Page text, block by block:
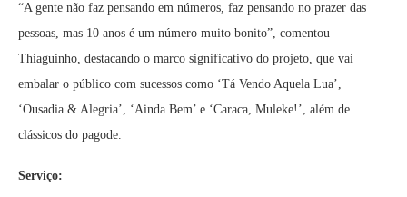
“A gente não faz pensando em números, faz pensando no prazer das
pessoas, mas 10 anos é um número muito bonito”, comentou
Thiaguinho, destacando o marco significativo do projeto, que vai
embalar o público com sucessos como ‘Tá Vendo Aquela Lua’,
‘Ousadia & Alegria’, ‘Ainda Bem’ e ‘Caraca, Muleke!’, além de
clássicos do pagode.
Serviço: